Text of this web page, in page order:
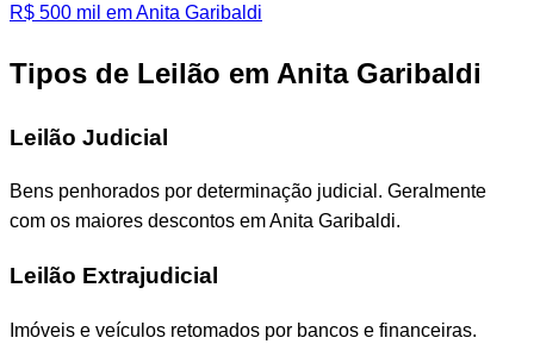
R$ 500 mil em Anita Garibaldi
Tipos de Leilão em Anita Garibaldi
Leilão Judicial
Bens penhorados por determinação judicial. Geralmente
com os maiores descontos em Anita Garibaldi.
Leilão Extrajudicial
Imóveis e veículos retomados por bancos e financeiras.